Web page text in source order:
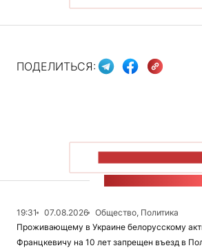
ПОДЕЛИТЬСЯ:
19:31 07.08.2026
Общество, Политика
Проживающему в Украине белорусскому
Францкевичу на 10 лет запрещен въезд в